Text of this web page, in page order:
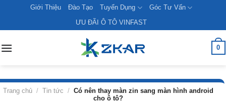
content
Giới Thiệu Đào Tạo Tuyển Dụng
Góc Tư Vấn
ƯU ĐÃI Ô TÔ VINFAST
0
Trang chủ / Tin tức / Có nên thay màn zin sang màn hình android
cho ô tô?